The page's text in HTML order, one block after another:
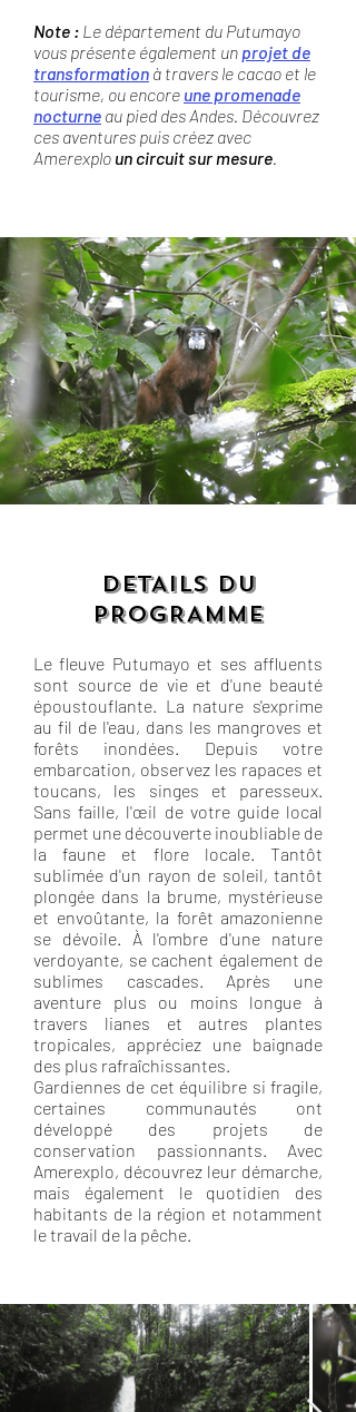
Note : Le département du Putumayo
vous présente également un projet de
transformation à travers le cacao et le
tourisme, ou encore une promenade
nocturne au pied des Andes. Découvrez
ces aventures puis créez avec
Amerexplo un circuit sur mesure.
DETAILS DU
PROGRAMME
Le fleuve Putumayo et ses affluents
sont source de vie et d'une beauté
époustouflante. La nature s'exprime
au fil de l'eau, dans les mangroves et
forêts inondées. Depuis votre
embarcation, observez les rapaces et
toucans, les singes et paresseux.
Sans faille, l'œil de votre guide local
permet une découverte inoubliable de
la faune et flore locale. Tantôt
sublimée d'un rayon de soleil, tantôt
plongée dans la brume, mystérieuse
et envoûtante, la forêt amazonienne
se dévoile. À l'ombre d'une nature
verdoyante, se cachent également de
sublimes cascades. Après une
aventure plus ou moins longue à
travers lianes et autres plantes
tropicales, appréciez une baignade
des plus rafraîchissantes.
Gardiennes de cet équilibre si fragile,
certaines communautés ont
développé des projets de
conservation passionnants. Avec
Amerexplo, découvrez leur démarche,
mais également le quotidien des
habitants de la région et notamment
le travail de la pêche.